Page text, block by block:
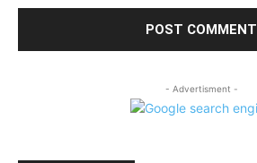
- Advertisment -